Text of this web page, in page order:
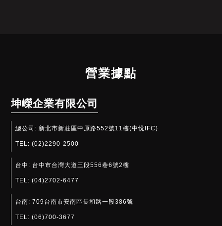
營業據點
坤嶸企業有限公司
總公司:新北市新莊區中原路552號11樓(中悅IFC)
TEL:(02)2290-2500
台中: 台中市台灣大道三段556巷6號2樓
TEL:(04)2702-6477
台南:709台南市安南區長和路一段386號
TEL:(06)700-3677